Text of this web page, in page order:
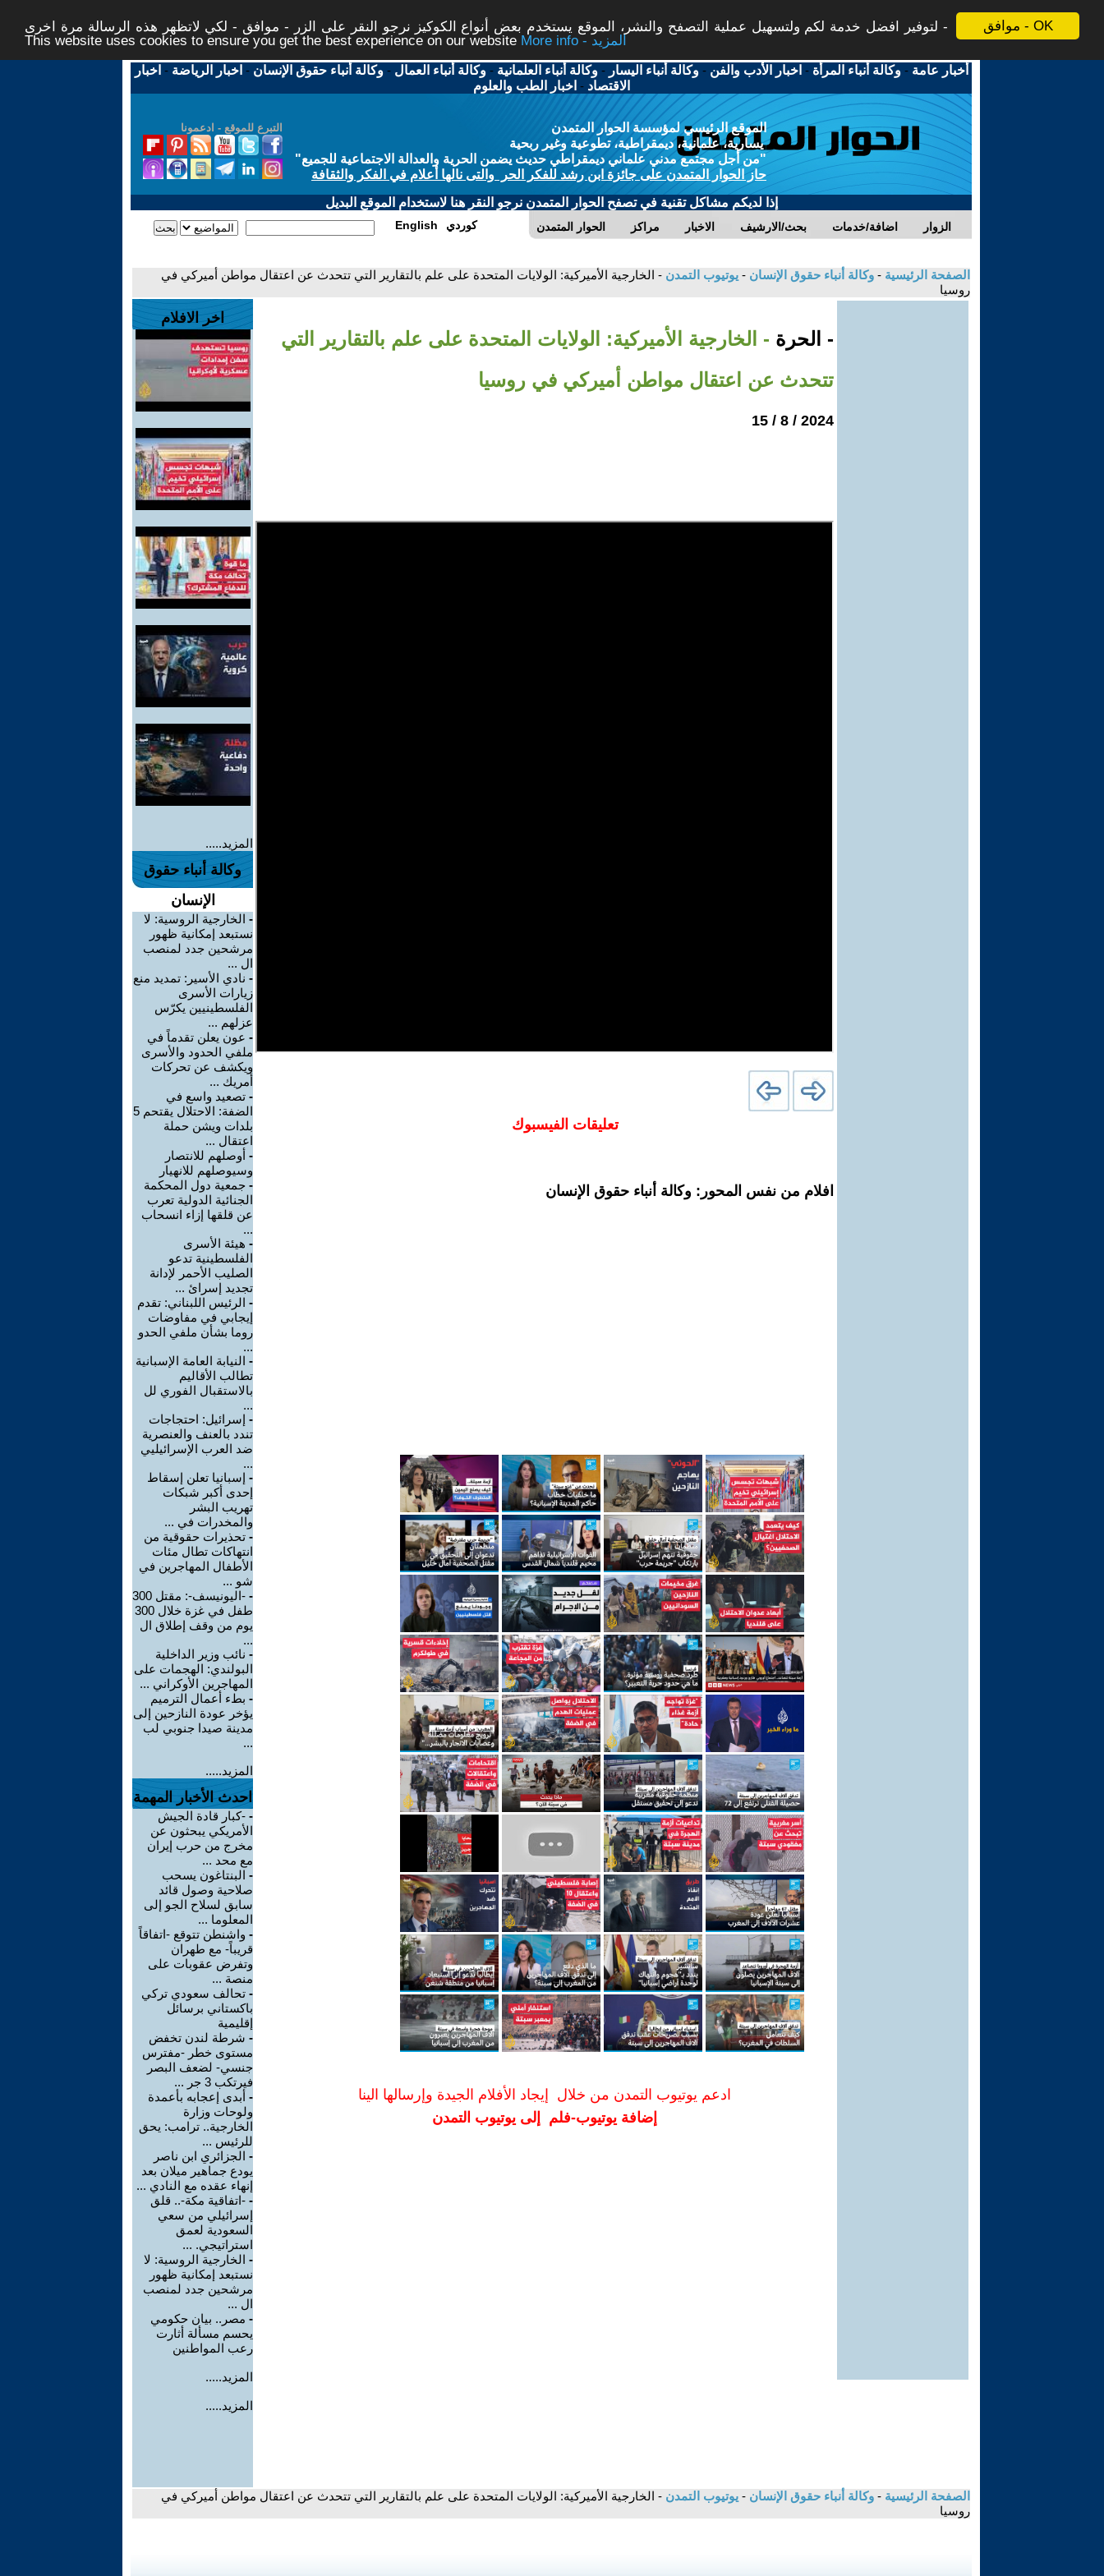
موافق - OK
لتوفير افضل خدمة لكم ولتسهيل عملية التصفح والنشر، الموقع يستخدم بعض أنواع الكوكيز نرجو النقر على الزر - موافق - لكي لاتظهر هذه الرسالة مرة اخرى -
This website uses cookies to ensure you get the best experience on our website
More info - المزيد
أخبار عامة -وكالة أنباء المرأة - اخبار الأدب والفن -وكالة أنباء اليسار -وكالة أنباء العلمانية -وكالة أنباء العمال -وكالة أنباء حقوق الإنسان - اخبار الرياضة - اخبار
الاقتصاد - اخبار الطب والعلوم
التبرع للموقع - ادعمونا
الموقع الرئيسي لمؤسسة الحوار المتمدن
يسارية، علمانية، ديمقراطية، تطوعية وغير ربحية
"من أجل مجتمع مدني علماني ديمقراطي حديث يضمن الحرية والعدالة الاجتماعية للجميع"
حاز الحوار المتمدن على جائزة ابن رشد للفكر الحر والتى نالها أعلام في الفكر والثقافة
إذا لديكم مشاكل تقنية في تصفح الحوار المتمدن نرجو النقر هنا لاستخدام الموقع البديل
الحوار المتمدن مراكز الاخبار بحث/الارشيف اضافة/خدمات الزوار English كوردي
الصفحة الرئيسية - وكالة أنباء حقوق الإنسان - يوتيوب التمدن - الخارجية الأميركية: الولايات المتحدة على علم بالتقارير التي تتحدث عن اعتقال مواطن أميركي في
روسيا
- الحرة - الخارجية الأميركية: الولايات المتحدة على علم بالتقارير التي
تتحدث عن اعتقال مواطن أميركي في روسيا
2024 / 8 / 15
تعليقات الفيسبوك
افلام من نفس المحور: وكالة أنباء حقوق الإنسان
ادعم يوتيوب التمدن من خلال إيجاد الأفلام الجيدة وإرسالها الينا
إضافة يوتيوب-فلم إلى يوتيوب التمدن
اخر الافلام
المزيد.....
وكالة أنباء حقوق
الإنسان
- الخارجية الروسية: لا
نستبعد إمكانية ظهور
مرشحين جدد لمنصب
ال ...
- نادي الأسير: تمديد منع
زيارات الأسرى
الفلسطينيين يكرّس
عزلهم ...
- عون يعلن تقدماً في
ملفي الحدود والأسرى
ويكشف عن تحركات
أمريك ...
- تصعيد واسع في
الضفة: الاحتلال يقتحم 5
بلدات ويشن حملة
اعتقال ...
- أوصلهم للانتصار
وسيوصلهم للانهيار
- جمعية دول المحكمة
الجنائية الدولية تعرب
عن قلقها إزاء انسحاب
...
- هيئة الأسرى
الفلسطينية تدعو
الصليب الأحمر لإدانة
تجديد إسرائ ...
- الرئيس اللبناني: تقدم
إيجابي في مفاوضات
روما بشأن ملفي الحدو
...
- النيابة العامة الإسبانية
تطالب الأقاليم
بالاستقبال الفوري لل
...
- إسرائيل: احتجاجات
تندد بالعنف والعنصرية
ضد العرب الإسرائيليي
...
- إسبانيا تعلن إسقاط
إحدى أكبر شبكات
تهريب البشر
والمخدرات في ...
- تحذيرات حقوقية من
انتهاكات تطال مئات
الأطفال المهاجرين في
شو ...
-
-اليونيسف-: مقتل 300
طفل في غزة خلال 300
يوم من وقف إطلاق ال
...
- نائب وزير الداخلية
البولندي: الهجمات على
المهاجرين الأوكراني ...
- بطء أعمال الترميم
يؤخر عودة النازحين إلى
مدينة صيدا جنوبي لب
...
المزيد.....
احدث الأخبار المهمة
- -كبار قادة الجيش
الأمريكي يبحثون عن
مخرج من حرب إيران
مع محد ...
- البنتاغون يسحب
صلاحية وصول قائد
سابق لسلاح الجو إلى
المعلوما ...
- واشنطن تتوقع -اتفاقاً
قريباً- مع طهران
وتفرض عقوبات على
منصة ...
- تحالف سعودي تركي
باكستاني برسائل
إقليمية
- شرطة لندن تخفض
مستوى خطر -مفترس
جنسي- لضعف البصر
فيرتكب 3 جر ...
- أبدى إعجابه بأعمدة
ولوحات وزارة
الخارجية.. ترامب: يحق
للرئيس ...
- الجزائري ابن ناصر
يودع جماهير ميلان بعد
إنهاء عقده مع النادي ...
- -اتفاقية مكة-.. قلق
إسرائيلي من سعي
السعودية لعمق
استراتيجي. ...
- الخارجية الروسية: لا
نستبعد إمكانية ظهور
مرشحين جدد لمنصب
ال ...
- مصر.. بيان حكومي
يحسم مسألة أثارت
رعب المواطنين
المزيد.....
المزيد.....
الصفحة الرئيسية - وكالة أنباء حقوق الإنسان - يوتيوب التمدن - الخارجية الأميركية: الولايات المتحدة على علم بالتقارير التي تتحدث عن اعتقال مواطن أميركي في
روسيا